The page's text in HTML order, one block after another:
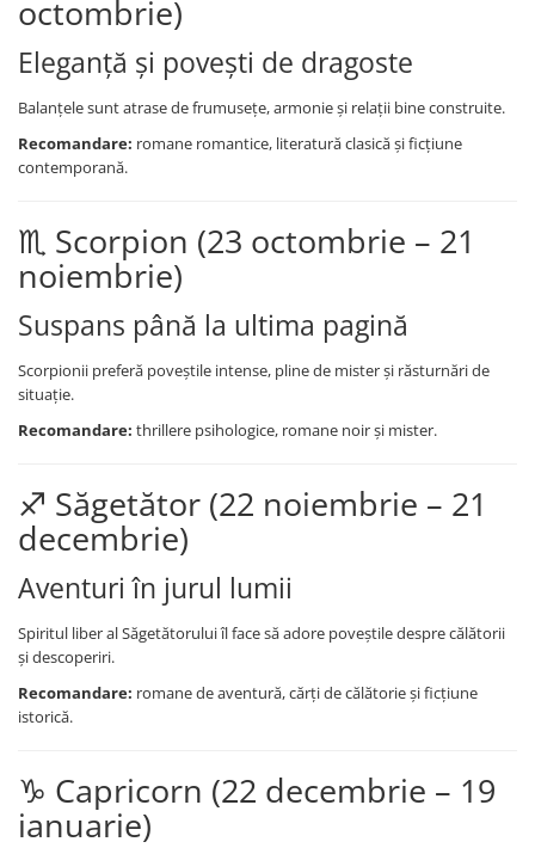
Clasici români și universali
Literatură modernă și
contemporană
Thriller și mister
Young adult
Science-fiction și fantasy
Ficțiune mitologică și istorică
Romane de dragoste
Poezie și teatru
Romane ilustrate
ficțiune
Sănătate și stil de viață
Artă și fotografie
Ghiduri și hărți
Istorie și științe sociale
Afaceri și economie
Religie și spiritualitate
Știință și tehnologie
Gastronomie și hobby
Limbi străine
Dicționare și ghiduri de conversație
octombrie)
Eleganță și povești de dragoste
Balanțele sunt atrase de frumusețe, armonie și relații bine construite.
Recomandare: romane romantice, literatură clasică și ficțiune
contemporană.
♏ Scorpion (23 octombrie – 21
noiembrie)
Suspans până la ultima pagină
Scorpionii preferă poveștile intense, pline de mister și răsturnări de
situație.
Recomandare: thrillere psihologice, romane noir și mister.
♐ Săgetător (22 noiembrie – 21
decembrie)
Aventuri în jurul lumii
Spiritul liber al Săgetătorului îl face să adore poveștile despre călătorii
și descoperiri.
Recomandare: romane de aventură, cărți de călătorie și ficțiune
istorică.
♑ Capricorn (22 decembrie – 19
ianuarie)